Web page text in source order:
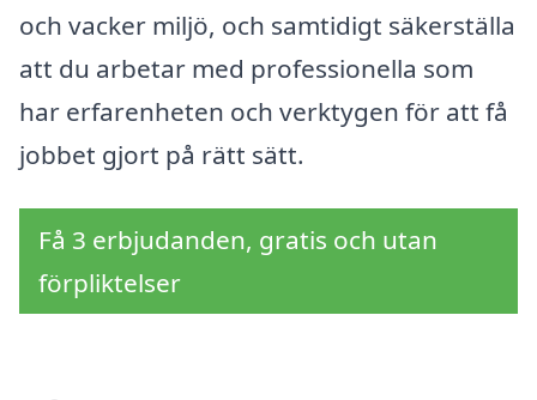
och vacker miljö, och samtidigt säkerställa
att du arbetar med professionella som
har erfarenheten och verktygen för att få
jobbet gjort på rätt sätt.
Få 3 erbjudanden, gratis och utan
förpliktelser